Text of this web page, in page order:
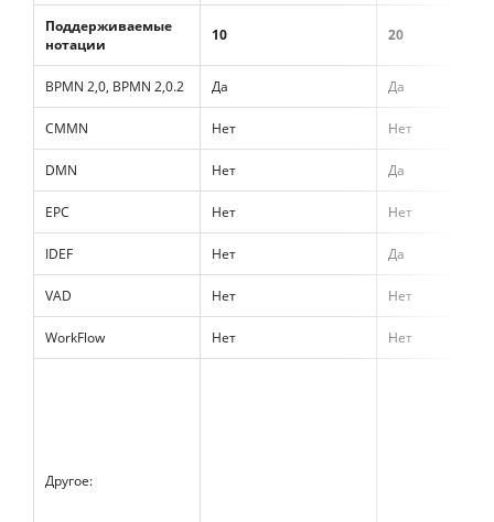
Поддерживаемые
нотации
10 20
BPMN 2,0, BPMN 2,0.2 Да Да
CMMN Нет Нет
DMN Нет Да
EPC Нет Нет
IDEF Нет Да
VAD Нет Нет
WorkFlow Нет Нет
Другое: